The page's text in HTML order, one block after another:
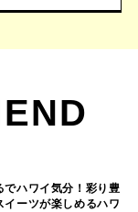
でハワイ気分！彩り豊
イーツが楽しめるハワ